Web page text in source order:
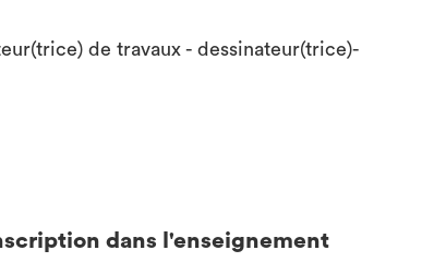
de travaux - dessinateur(trice)-
dans l'enseignement